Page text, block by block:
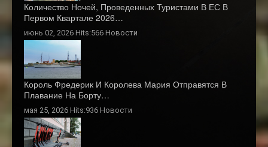
Количество Ночей, Проведенных Туристами В ЕС В
Первом Квартале 2026…
июнь 02, 2026 Hits:566 Новости
Король Фредерик И Королева Мария Отправятся В
Плавание На Борту…
мая 25, 2026 Hits:936 Новости